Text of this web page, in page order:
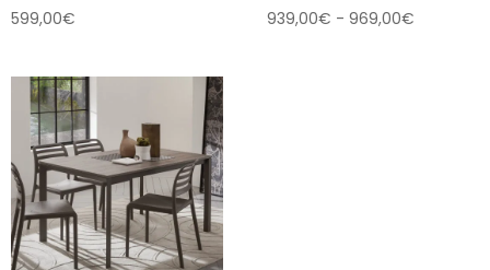
599,00€ 939,00€ - 969,00€